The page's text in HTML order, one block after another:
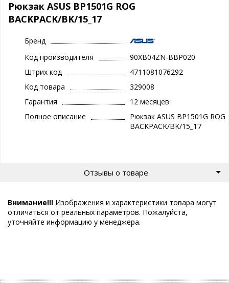
Рюкзак ASUS BP1501G ROG
BACKPACK/BK/15_17
Бренд
Код производителя
90XB04ZN-BBP020
Штрих код
4711081076292
Код товара
329008
Гарантия
12 месяцев
Полное описание
Рюкзак ASUS BP1501G ROG
BACKPACK/BK/15_17
Отзывы о товаре
Внимание!!! Изображения и характеристики товара могут
отличаться от реальных параметров. Пожалуйста,
уточняйте информацию у менеджера.